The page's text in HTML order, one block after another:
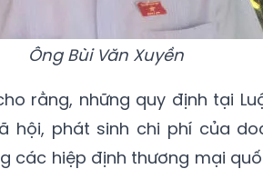
Ông Bùi Văn Xuyền
rằng, những quy định tại
hội, phát sinh chi phí của
các hiệp định thương mại